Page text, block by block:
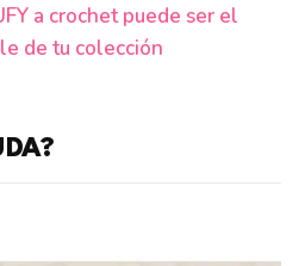
a crochet puede ser el
de tu colección